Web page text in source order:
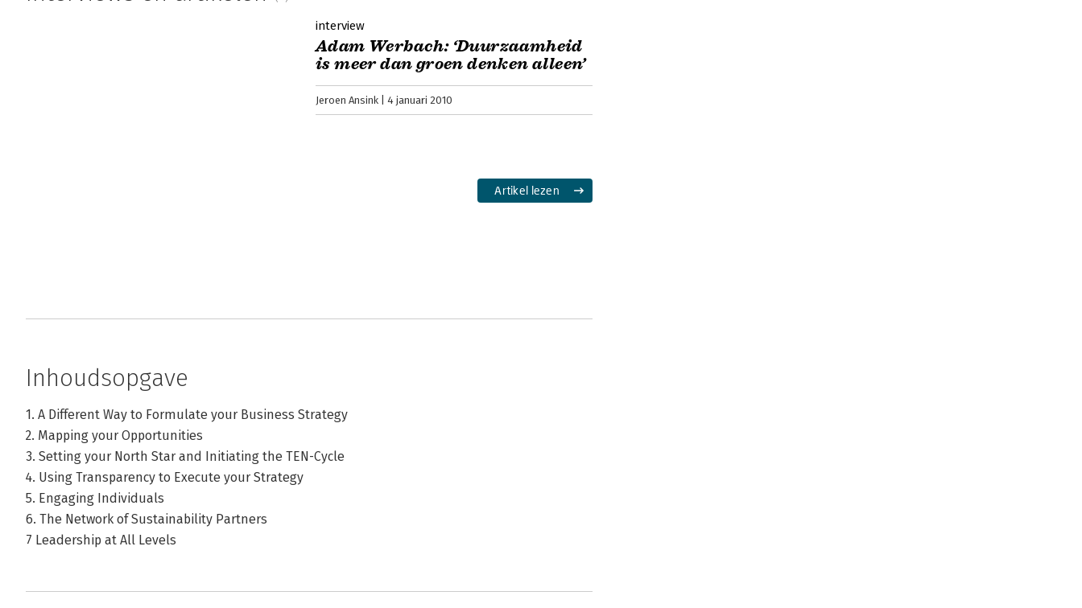
interview
Adam Werbach: ‘Duurzaamheid
is meer dan groen denken alleen’
Jeroen Ansink 4 januari 2010
Artikel lezen
Inhoudsopgave
1. A Different Way to Formulate your Business Strategy
2. Mapping your Opportunities
3. Setting your North Star and Initiating the TEN-Cycle
4. Using Transparency to Execute your Strategy
5. Engaging Individuals
6. The Network of Sustainability Partners
7 Leadership at All Levels